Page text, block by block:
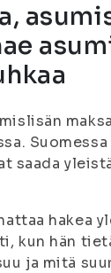
saada
hakea
kun hän
ja mitä